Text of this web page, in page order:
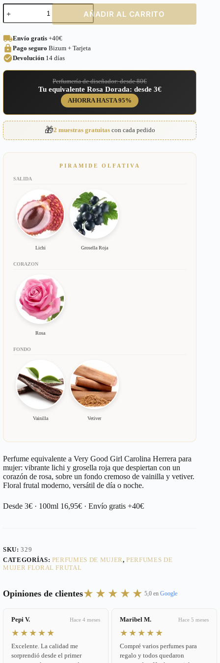
Perfume
equivalente
a
Good
Girl
Carolina
para
AÑADIR AL CARRITO
Envío gratis +40€
Pago seguro Bizum + Tarjeta
Devolución 14 días
Perfumería de diseñador: desde 80€
Tu equivalente Rosa Dorada: desde 3€
AHORRA HASTA 95%
🎁2 muestras gratuitascon cada pedido
PIRAMIDE OLFATIVA
SALIDA
Lichi Grosella Roja
CORAZON
Rosa
FONDO
Vainilla Vetiver
Perfume equivalente a Very Good Girl Carolina Herrera para
mujer: vibrante lichi y grosella roja que despiertan con un
corazón de rosa, sobre un fondo cremoso de vainilla y vetiver.
Floral frutal moderno, versátil de día o noche.
Desde 3€ · 100ml 16,95€ · Envío gratis +40€
SKU:329
CATEGORÍAS: PERFUMES DE MUJER,PERFUMES DE
MUJER FLORAL FRUTAL
Opiniones de clientes★★★★★ 5,0 en Google
Pepi V. Hace 4 meses
★★★★★
Excelente. La calidad me
sorprendió desde el primer
Maribel M. Hace 5 meses
★★★★★
Compré varios perfumes para
regalo y todos quedaron